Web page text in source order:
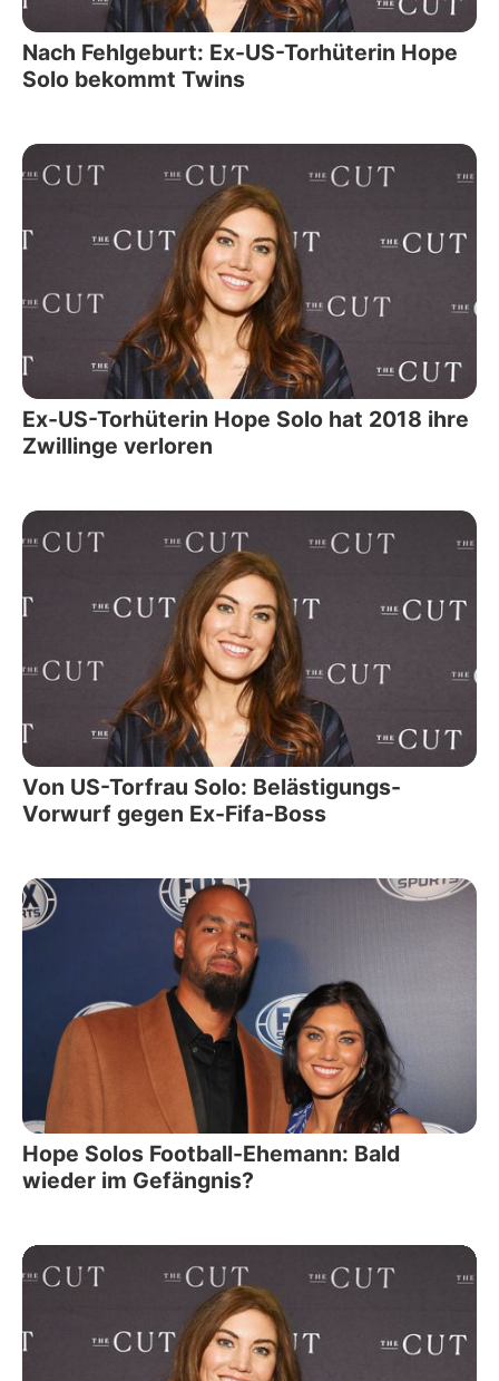
Nach Fehlgeburt: Ex-US-Torhüterin Hope
Solo bekommt Twins
Ex-US-Torhüterin Hope Solo hat 2018 ihre
Zwillinge verloren
Von US-Torfrau Solo: Belästigungs-
Vorwurf gegen Ex-Fifa-Boss
Hope Solos Football-Ehemann: Bald
wieder im Gefängnis?